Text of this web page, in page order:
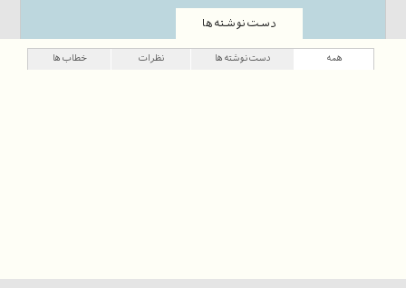
دست‌نوشته‌ها
همه دست‌نوشته‌ها نظرات خطاب‌ها